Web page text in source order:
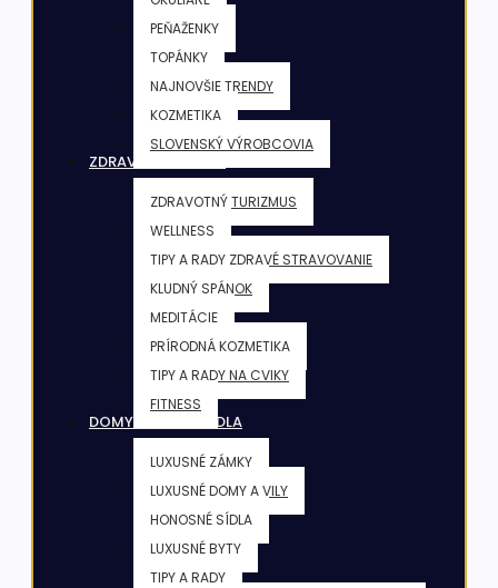
PEŇAŽENKY
TOPÁNKY
NAJNOVŠIE TRENDY
KOZMETIKA
SLOVENSKÝ VÝROBCOVIA
ZDRAVIE & FITNESS
ZDRAVOTNÝ TURIZMUS
WELLNESS
TIPY A RADY ZDRAVÉ STRAVOVANIE
KLUDNÝ SPÁNOK
MEDITÁCIE
PRÍRODNÁ KOZMETIKA
TIPY A RADY NA CVIKY
FITNESS
DOMY & VILY & SÍDLA
LUXUSNÉ ZÁMKY
LUXUSNÉ DOMY A VILY
HONOSNÉ SÍDLA
LUXUSNÉ BYTY
TIPY A RADY